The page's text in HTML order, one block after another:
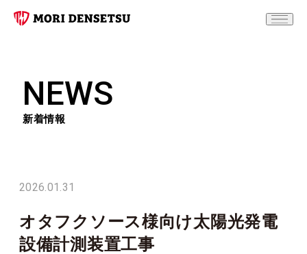
NEWS
新着情報
2026.01.31
オタフクソース様向け太陽光発電
設備計測装置工事